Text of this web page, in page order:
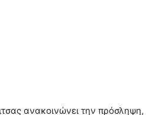
ανακοινώνει την πρόσληψη,